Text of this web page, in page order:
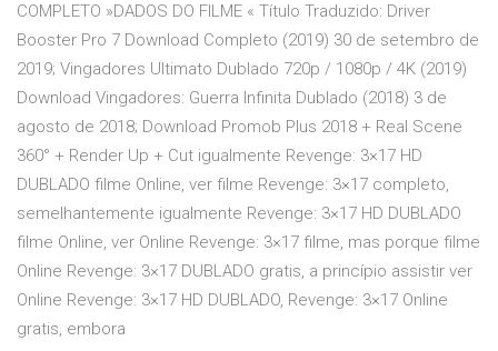
COMPLETO »DADOS DO FILME « Título Traduzido: Driver
Booster Pro 7 Download Completo (2019) 30 de setembro de
2019; Vingadores Ultimato Dublado 720p / 1080p / 4K (2019)
Download Vingadores: Guerra Infinita Dublado (2018) 3 de
agosto de 2018; Download Promob Plus 2018 + Real Scene
360° + Render Up + Cut igualmente Revenge: 3×17 HD
DUBLADO filme Online, ver filme Revenge: 3×17 completo,
semelhantemente igualmente Revenge: 3×17 HD DUBLADO
filme Online, ver Online Revenge: 3×17 filme, mas porque filme
Online Revenge: 3×17 DUBLADO gratis, a princípio assistir ver
Online Revenge: 3×17 HD DUBLADO, Revenge: 3×17 Online
gratis, embora